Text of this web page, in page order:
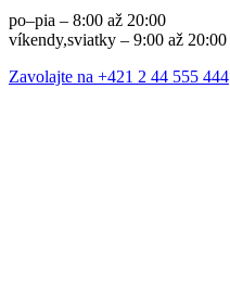
po–pia – 8:00 až 20:00
víkendy,sviatky – 9:00 až 20:00
Zavolajte na +421 2 44 555 444